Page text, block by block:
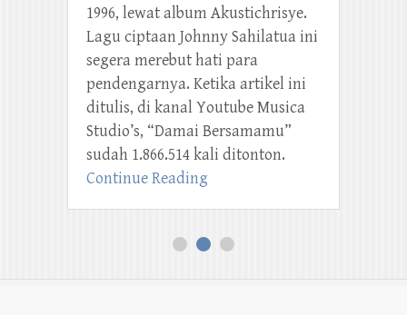
1996, lewat album Akustichrisye.
Lagu ciptaan Johnny Sahilatua ini
segera merebut hati para
pendengarnya. Ketika artikel ini
ditulis, di kanal Youtube Musica
Studio’s, “Damai Bersamamu”
sudah 1.866.514 kali ditonton.
Continue Reading
1 2 3